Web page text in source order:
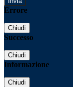
Errore
Chiudi
Successo
Chiudi
Informazione
Chiudi